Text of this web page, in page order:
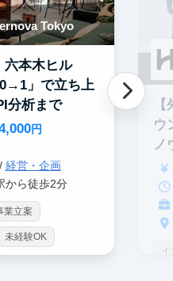
Tokyo
六本木ヒル
」で立ち上
分析まで
円
経営・企画
から徒歩2分
業立案
未経験OK
ウ
ノ